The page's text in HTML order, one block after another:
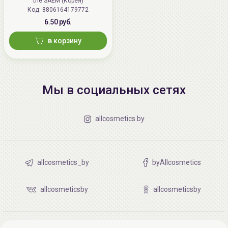
Код: 8806164179772
6.50 руб.
в корзину
Мы в социальных сетях
allcosmetics.by
allcosmetics_by byAllcosmetics
allcosmeticsby allcosmeticsby